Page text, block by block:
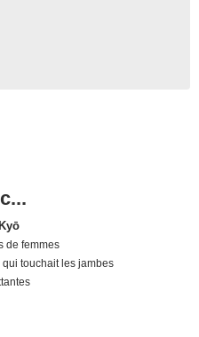
de femmes
qui touchait les jambes